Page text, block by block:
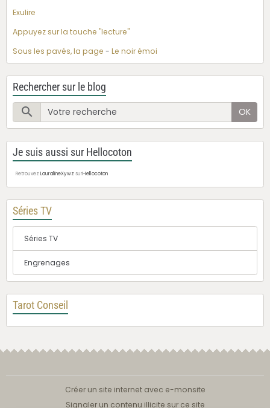
Exulire
Appuyez sur la touche "lecture"
Sous les pavés, la page - Le noir émoi
Rechercher sur le blog
OK
Je suis aussi sur Hellocoton
Retrouvez LauralineXywz surHellocoton
Séries TV
Séries TV
Engrenages
Tarot Conseil
Créer un site internet avec e-monsite
Signaler un contenu illicite sur ce site